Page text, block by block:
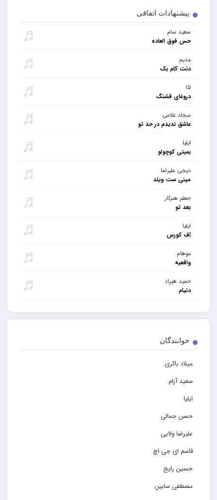
پیشنهادات اتفاقی
سعید سام
حس فوق العاده
مِدیم
دنت کام بک
لئا
دروغای قشنگ
سجاد علامی
عاشق ندیدم در حد تو
ایلیا
بمبئی کوچولو
دیجی علیرضا
مینی ست ویلد
جعفر هنرکار
بعد تو
ایلیا
آف کورس
موهام
واقعیه
حمید هیراد
دنیام
خوانندگان
میلاد باکری
سعید آرام
ایلیا
حسن جمالی
علیرضا ولایی
قاسم ای جی اچ
حسین رایج
مصطفی سابین